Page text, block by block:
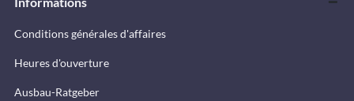
Conditions générales d'affaires
Heures d'ouverture
Ausbau-Ratgeber